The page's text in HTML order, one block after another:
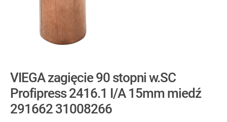
VIEGA zagięcie 90 stopni w.SC
Profipress 2416.1 I/A 15mm miedź
291662 31008266